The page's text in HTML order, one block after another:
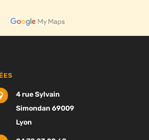
4 rue Sylvain
Simondan 69009
Lyon